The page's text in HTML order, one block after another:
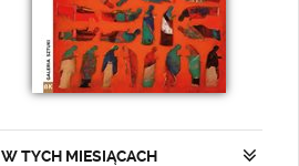
W TYCH MIESIĄCACH